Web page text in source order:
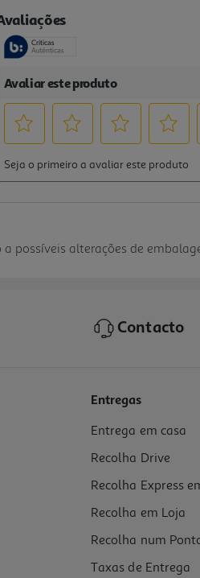
a possíveis alterações de
Contacto
Entregas
Entrega em casa
Recolha Drive
Recolha Express
Recolha em Loja
Recolha num
Taxas de Entrega